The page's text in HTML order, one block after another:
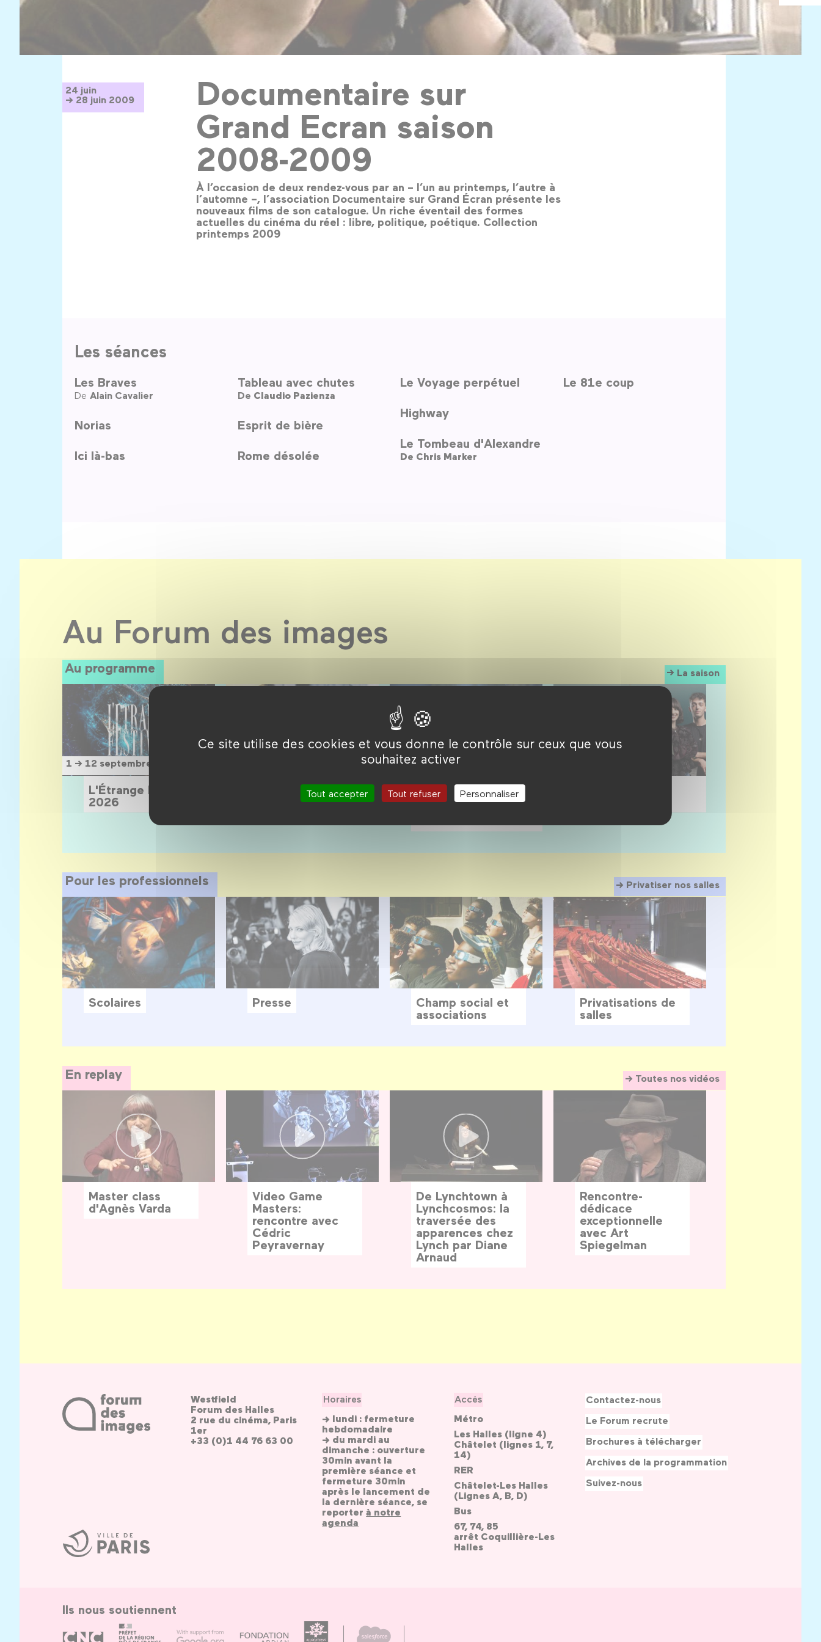
Ce site utilise des cookies et vous donne le contrôle sur ceux que vous
souhaitez activer
Tout accepter Tout refuser Personnaliser
24 juin
→ 28 juin 2009
Documentaire sur
Grand Ecran saison
2008-2009
À l’occasion de deux rendez-vous par an – l’un au printemps, l’autre à
l’automne –, l’association Documentaire sur Grand Écran présente les
nouveaux films de son catalogue. Un riche éventail des formes
actuelles du cinéma du réel : libre, politique, poétique. Collection
printemps 2009
Les séances
Les Braves
De Alain Cavalier
Norias
Ici là-bas
Tableau avec chutes
De Claudio Pazienza
Esprit de bière
Rome désolée
Le Voyage perpétuel
Highway
Le Tombeau d'Alexandre
De Chris Marker
Le 81e coup
Au Forum des images
Au programme La saison
1 → 12 septembre 2026
L'Étrange Festival
2026
Sois belle et tais-toi
13 septembre →
20 décembre 2026
Jeune public
30 septembre 2026 →
Pour les professionnels Privatiser nos salles
Scolaires Presse
Champ social et
associations
Privatisations de
salles
En replay Toutes nos vidéos
Master class
d'Agnès Varda
Video Game
Masters:
rencontre avec
Cédric
Peyravernay
De Lynchtown à
Lynchcosmos: la
traversée des
apparences chez
Lynch par Diane
Arnaud
Rencontre-
dédicace
exceptionnelle
avec Art
Spiegelman
Ville
de
Paris
Westfield
Forum des Halles
2 rue du cinéma, Paris
1er
+33 (0)1 44 76 63 00
Horaires
→ lundi : fermeture
hebdomadaire
→ du mardi au
dimanche : ouverture
30min avant la
première séance et
fermeture 30min
après le lancement de
la dernière séance, se
reporterà notre
agenda
Accès
Métro
Les Halles (ligne 4)
Châtelet (lignes 1, 7,
14)
RER
Châtelet-Les Halles
(Lignes A, B, D)
Bus
67, 74, 85
arrêt Coquillière-Les
Halles
Contactez-nous
Le Forum recrute
Brochures à télécharger
Archives de la programmation
Suivez-nous
Ils nous soutiennent